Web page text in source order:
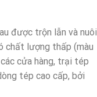
được trộn lẫn và nuôi
chất lượng thấp (màu
cửa hàng, trại tép
tép cao cấp, bởi